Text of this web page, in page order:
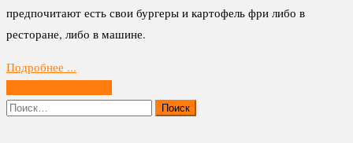
предпочитают есть свои бургеры и картофель фри либо в
ресторане, либо в машине.
Подробнее ...
по
Найти: